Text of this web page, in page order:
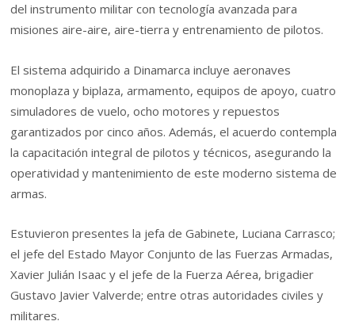
del instrumento militar con tecnología avanzada para
misiones aire-aire, aire-tierra y entrenamiento de pilotos.
El sistema adquirido a Dinamarca incluye aeronaves
monoplaza y biplaza, armamento, equipos de apoyo, cuatro
simuladores de vuelo, ocho motores y repuestos
garantizados por cinco años. Además, el acuerdo contempla
la capacitación integral de pilotos y técnicos, asegurando la
operatividad y mantenimiento de este moderno sistema de
armas.
Estuvieron presentes la jefa de Gabinete, Luciana Carrasco;
el jefe del Estado Mayor Conjunto de las Fuerzas Armadas,
Xavier Julián Isaac y el jefe de la Fuerza Aérea, brigadier
Gustavo Javier Valverde; entre otras autoridades civiles y
militares.